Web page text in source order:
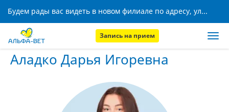
Будем рады вас видеть в новом филиале по адресу, ул. Кижеватова, 8!
Запись на прием
Главная Наши сотрудники Аладко Дарья Игоревна
Аладко Дарья Игоревна